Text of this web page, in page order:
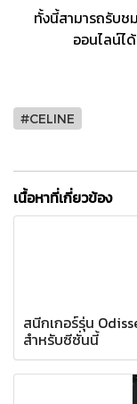
ทั้งนี้สามารถรับช
ออนไลน์ได้
#CELINE
เนื้อหาที่เกี่ยวข้อง
สนีกเกอร์รุ่น
สำหรับซีซั่นนี้